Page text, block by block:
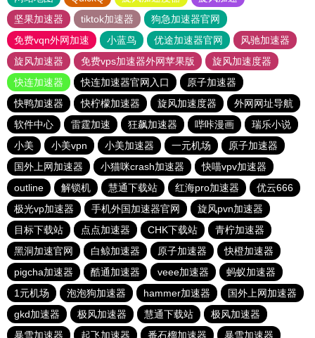
坚果加速器
tiktok加速器
狗急加速器官网
免费vqn外网加速
小蓝鸟 优途加速器官网
风驰加速器
旋风加速器
免费vps加速器外网苹果版
旋风加速度器
快连加速器
快连加速器官网入口
原子加速器
快鸭加速器
快柠檬加速器 旋风加速度器
外网网址导航
软件中心
雷霆加速 狂飙加速器 哔咔漫画
瑞乐小说
小美
小美vpn 小美加速器 一元机场
原子加速器
国外上网加速器
小猫咪crash加速器
快喵vpv加速器
outline
解锁机 慧通下载站 红海pro加速器
优云666
极光vp加速器
手机外国加速器官网
旋风pvn加速器
目标下载站
点点加速器 CHK下载站
青柠加速器
黑洞加速官网
白鲸加速器 原子加速器
快橙加速器
pigcha加速器
酷通加速器 veee加速器
蚂蚁加速器
1元机场
泡泡狗加速器 hammer加速器
国外上网加速器
gkd加速器
极风加速器 慧通下载站
极风加速器
暴雪加速器
起飞加速器 番石榴加速器 暴雪加速器